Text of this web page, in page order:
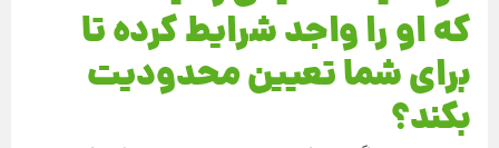
که او را واجد شرایط کرده تا
برای شما تعیین محدودیت
بکند؟